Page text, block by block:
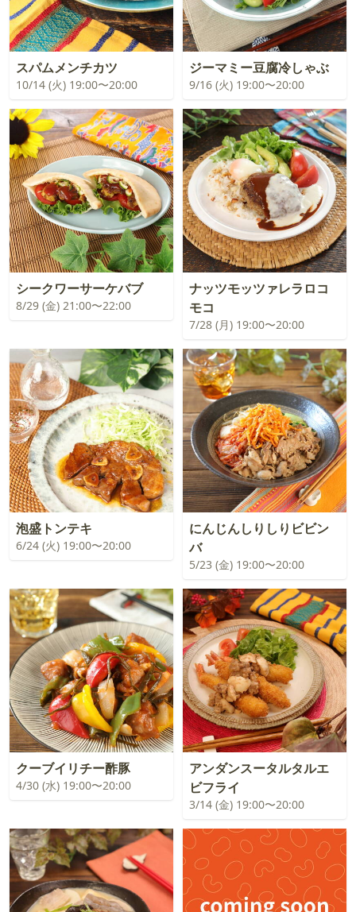
スパムメンチカツ
10/14 (火) 19:00〜20:00
ジーマミー豆腐冷しゃぶ
9/16 (火) 19:00〜20:00
シークワーサーケバブ
8/29 (金) 21:00〜22:00
ナッツモッツァレラロコ
モコ
7/28 (月) 19:00〜20:00
泡盛トンテキ
6/24 (火) 19:00〜20:00
にんじんしりしりビビン
バ
5/23 (金) 19:00〜20:00
クーブイリチー酢豚
4/30 (水) 19:00〜20:00
アンダンスータルタルエ
ビフライ
3/14 (金) 19:00〜20:00